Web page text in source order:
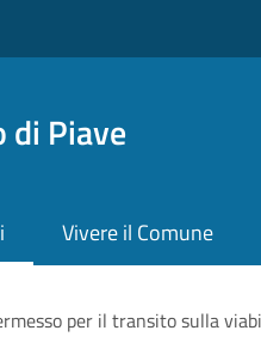
di Piave
Vivere il Comune
per il transito sulla